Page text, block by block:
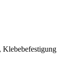
Klebebefestigung